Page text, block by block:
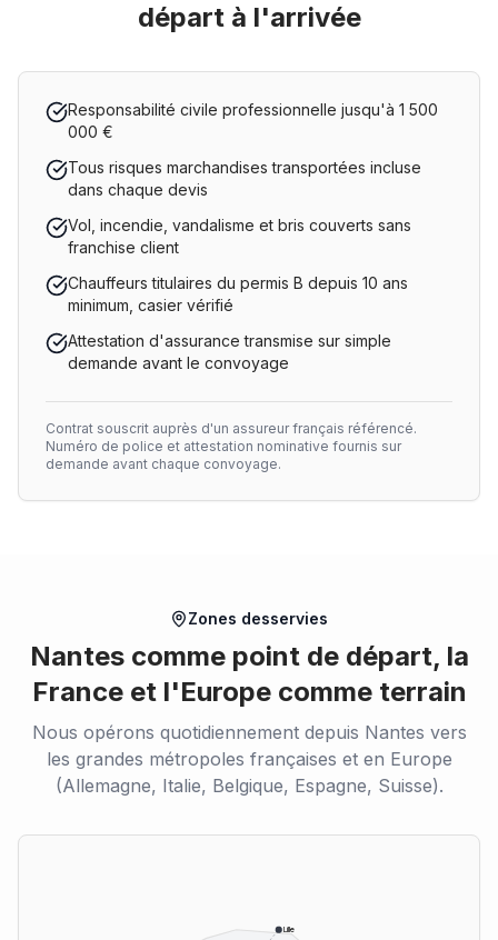
départ à l'arrivée
Responsabilité civile professionnelle jusqu'à 1 500
000 €
Tous risques marchandises transportées incluse
dans chaque devis
Vol, incendie, vandalisme et bris couverts sans
franchise client
Chauffeurs titulaires du permis B depuis 10 ans
minimum, casier vérifié
Attestation d'assurance transmise sur simple
demande avant le convoyage
Contrat souscrit auprès d'un assureur français référencé.
Numéro de police et attestation nominative fournis sur
demande avant chaque convoyage.
Zones desservies
Nantes comme point de départ, la
France et l'Europe comme terrain
Nous opérons quotidiennement depuis Nantes vers
les grandes métropoles françaises et en Europe
(Allemagne, Italie, Belgique, Espagne, Suisse).
Lille